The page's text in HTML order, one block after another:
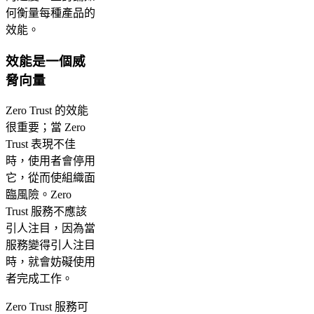
何衡量每種產品的
效能。
效能是一個威
脅向量
Zero Trust 的效能
很重要；當 Zero
Trust 表現不佳
時，使用者會停用
它，從而使組織面
臨風險。Zero
Trust 服務不應該
引人注目，因為當
服務變得引人注目
時，就會妨礙使用
者完成工作。
Zero Trust 服務可